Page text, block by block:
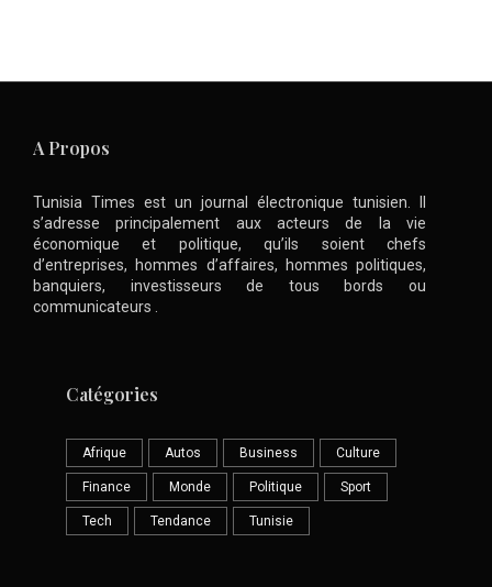
A Propos
Tunisia Times est un journal électronique tunisien. Il
s’adresse principalement aux acteurs de la vie
économique et politique, qu’ils soient chefs
d’entreprises, hommes d’affaires, hommes politiques,
banquiers, investisseurs de tous bords ou
communicateurs .
Catégories
Afrique Autos Business Culture
Finance Monde Politique Sport
Tech Tendance Tunisie